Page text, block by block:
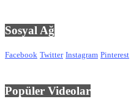
Sosyal Ağ
Facebook Twitter Instagram Pinterest
Popüler Videolar